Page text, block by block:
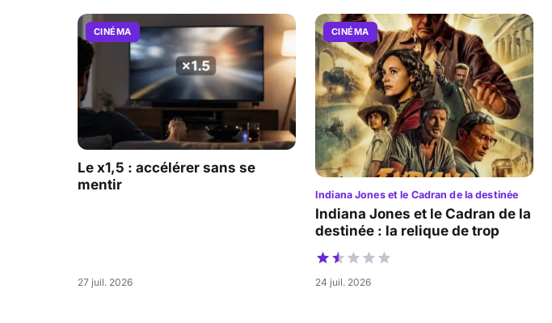
CINÉMA
Le x1,5 : accélérer sans se
mentir
27 juil. 2026
CINÉMA
Indiana Jones et le Cadran de la destinée
Indiana Jones et le Cadran de la
destinée : la relique de trop
24 juil. 2026